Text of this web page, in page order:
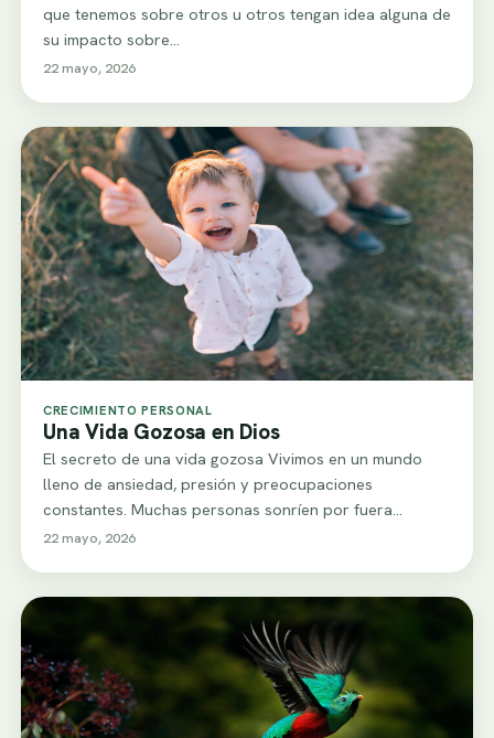
que tenemos sobre otros u otros tengan idea alguna de
su impacto sobre…
22 mayo, 2026
CRECIMIENTO PERSONAL
Una Vida Gozosa en Dios
El secreto de una vida gozosa Vivimos en un mundo
lleno de ansiedad, presión y preocupaciones
constantes. Muchas personas sonríen por fuera…
22 mayo, 2026